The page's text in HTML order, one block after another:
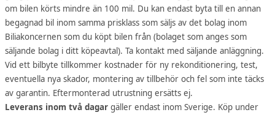
om bilen körts mindre än 100 mil. Du kan endast byta till en annan
begagnad bil inom samma prisklass som säljs av det bolag inom
Biliakoncernen som du köpt bilen från (bolaget som anges som
säljande bolag i ditt köpeavtal). Ta kontakt med säljande anläggning.
Vid ett bilbyte tillkommer kostnader för ny rekonditionering, test,
eventuella nya skador, montering av tillbehör och fel som inte täcks
av garantin. Eftermonterad utrustning ersätts ej.
Leverans inom två dagar gäller endast inom Sverige. Köp under